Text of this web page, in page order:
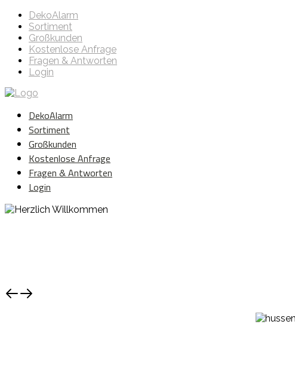
DekoAlarm
Sortiment
Großkunden
Kostenlose Anfrage
Fragen & Antworten
Login
DekoAlarm
Sortiment
Großkunden
Kostenlose Anfrage
Fragen & Antworten
Login